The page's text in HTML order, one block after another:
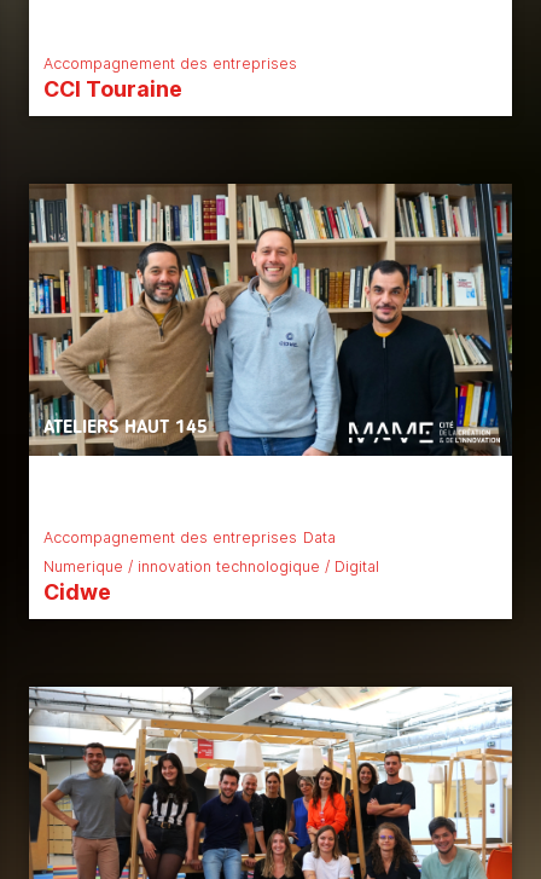
Accompagnement des entreprises
CCI Touraine
ATELIERS HAUT 145
Accompagnement des entreprises Data
Numerique / innovation technologique / Digital
Cidwe